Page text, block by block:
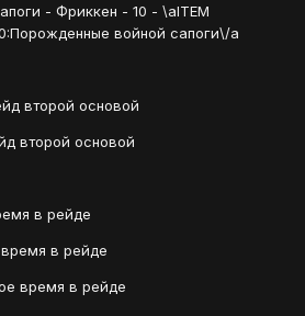
- Фриккен - 10 - \aITEM
войной сапоги\/a
второй основой
второй основой
в рейде
в рейде
время в рейде